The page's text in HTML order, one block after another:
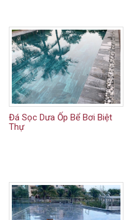
Đá Sọc Dưa Ốp Bể Bơi Biệt
Thự